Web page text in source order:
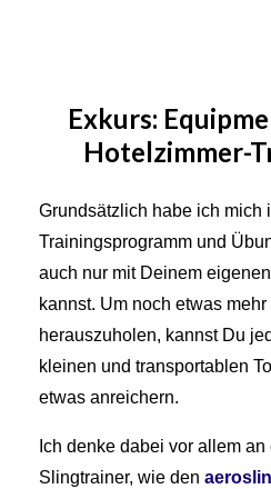
Exkurs:
Hotelzimmer-
Grundsätzlich habe ich mich
Trainingsprogramm und
auch nur mit Deinem
kannst. Um noch etwas
herauszuholen, kannst Du
kleinen und transportablen
etwas anreichern.
Ich denke dabei vor allem
Slingtrainer, wie den